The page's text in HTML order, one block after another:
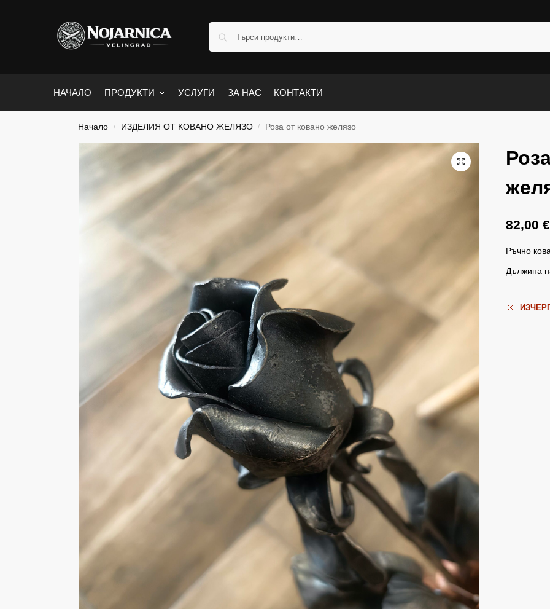
НАЧАЛО ПРОДУКТИ УСЛУГИ ЗА НАС КОНТАКТИ
Начало / ИЗДЕЛИЯ ОТ КОВАНО ЖЕЛЯЗО / Роза от ковано желязо
82,00€
Ръчно
Дължина